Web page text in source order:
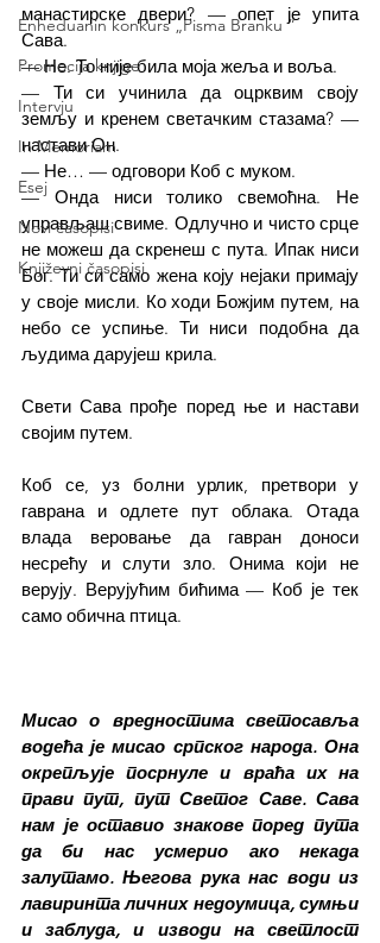
Enheduanin konkurs „Pisma Branku ”
Promocija knjige
Intervju
In Memoriam
Esej
Novi časopisi
Književni časopisi
манастирске двери? — опет је упита
Сава.
— Не. То није била моја жеља и воља.
— Ти си учинила да оцрквим своју
земљу и кренем светачким стазама? —
настави Он.
— Не… — одговори Коб с муком.
— Онда ниси толико свемоћна. Не
управљаш свиме. Одлучно и чисто срце
не можеш да скренеш с пута. Ипак ниси
Бог. Ти си само жена коју нејаки примају
у своје мисли. Ко ходи Божјим путем, на
небо се успиње. Ти ниси подобна да
људима дарујеш крила.
Свети Сава прође поред ње и настави
својим путем.
Коб се, уз болни урлик, претвори у
гаврана и одлете пут облака. Отада
влада веровање да гавран доноси
несрећу и слути зло. Онима који не
верују. Верујућим бићима — Коб је тек
само обична птица.
Мисао о вредностима светосавља
водећа је мисао српског народа. Она
окрепљује посрнуле и враћа их на
прави пут, пут Светог Саве. Сава
нам је оставио знакове поред пута
да би нас усмерио ако некада
залутамо. Његова рука нас води из
лавиринта личних недоумица, сумњи
и заблуда, и изводи на светлост